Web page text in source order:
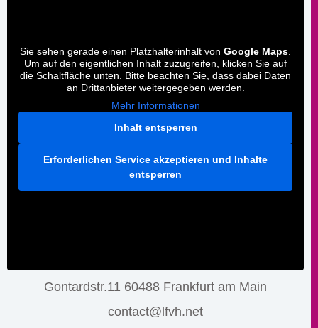
Sie sehen gerade einen Platzhalterinhalt von Google Maps
Um auf den eigentlichen Inhalt zuzugreifen, klicken Sie auf
die Schaltfläche unten. Bitte beachten Sie, dass dabei Daten
an Drittanbieter weitergegeben werden.
Mehr Informationen
Inhalt entsperren
Erforderlichen Service akzeptieren und Inhalte
entsperren
Gontardstr.11 60488 Frankfurt am Main
contact@lfvh.net